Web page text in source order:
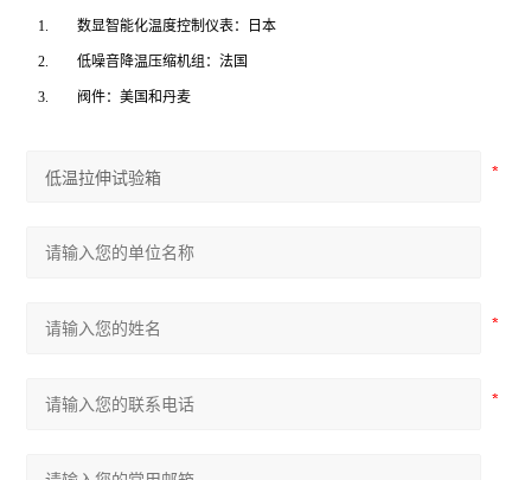
1.数显智能化温度控制仪表：日本
2.低噪音降温压缩机组：法国
3. 阀件：美国和丹麦